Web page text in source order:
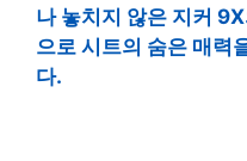
나 놓치지 않은 지커
으로 시트의 숨은 매력
다.